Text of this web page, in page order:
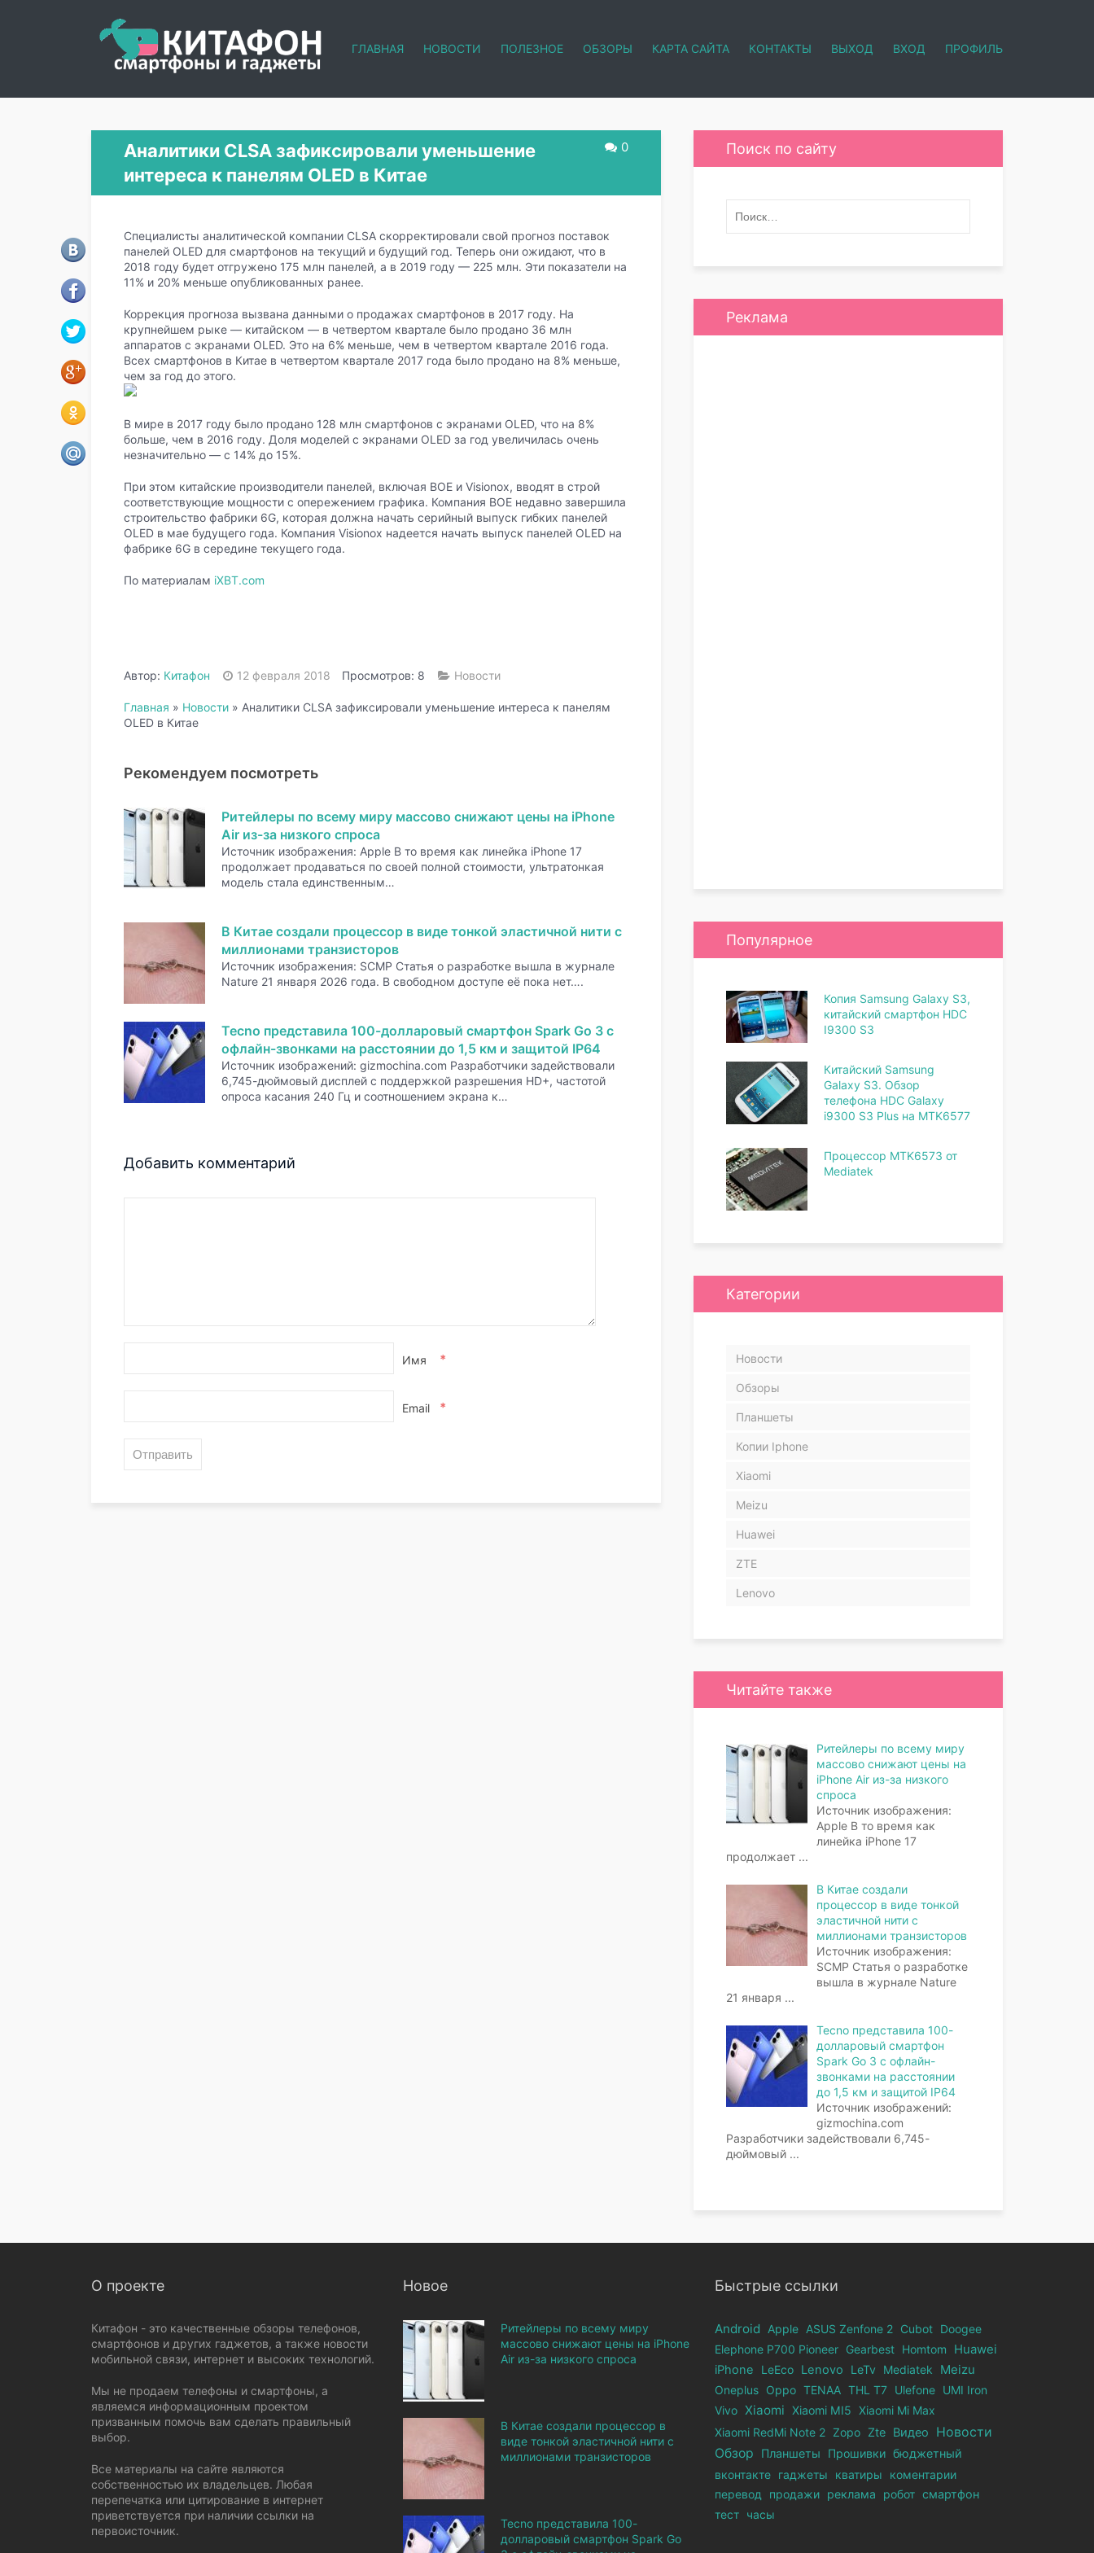
ГЛАВНАЯ НОВОСТИ ПОЛЕЗНОЕ ОБЗОРЫ КАРТА САЙТА КОНТАКТЫ ВЫХОД ВХОД ПРОФИЛЬ
0
Аналитики CLSA зафиксировали уменьшение
интереса к панелям OLED в Китае
Специалисты аналитической компании CLSA скорректировали свой прогноз поставок
панелей OLED для смартфонов на текущий и будущий год. Теперь они ожидают, что в
2018 году будет отгружено 175 млн панелей, а в 2019 году — 225 млн. Эти показатели на
11% и 20% меньше опубликованных ранее.
Коррекция прогноза вызвана данными о продажах смартфонов в 2017 году. На
крупнейшем рыке — китайском — в четвертом квартале было продано 36 млн
аппаратов с экранами OLED. Это на 6% меньше, чем в четвертом квартале 2016 года.
Всех смартфонов в Китае в четвертом квартале 2017 года было продано на 8% меньше,
чем за год до этого.
В мире в 2017 году было продано 128 млн смартфонов с экранами OLED, что на 8%
больше, чем в 2016 году. Доля моделей с экранами OLED за год увеличилась очень
незначительно — с 14% до 15%.
При этом китайские производители панелей, включая BOE и Visionox, вводят в строй
соответствующие мощности с опережением графика. Компания BOE недавно завершила
строительство фабрики 6G, которая должна начать серийный выпуск гибких панелей
OLED в мае будущего года. Компания Visionox надеется начать выпуск панелей OLED на
фабрике 6G в середине текущего года.
По материалам iXBT.com
Автор: Китафон 12 февраля 2018 Просмотров: 8 Новости
Главная » Новости » Аналитики CLSA зафиксировали уменьшение интереса к панелям
OLED в Китае
Рекомендуем посмотреть
Ритейлеры по всему миру массово снижают цены на iPhone
Air из-за низкого спроса
Источник изображения: Apple В то время как линейка iPhone 17
продолжает продаваться по своей полной стоимости, ультратонкая
модель стала единственным…
В Китае создали процессор в виде тонкой эластичной нити с
миллионами транзисторов
Источник изображения: SCMP Статья о разработке вышла в журнале
Nature 21 января 2026 года. В свободном доступе её пока нет….
Tecno представила 100-долларовый смартфон Spark Go 3 с
офлайн-звонками на расстоянии до 1,5 км и защитой IP64
Источник изображений: gizmochina.com Разработчики задействовали
6,745-дюймовый дисплей с поддержкой разрешения HD+, частотой
опроса касания 240 Гц и соотношением экрана к…
Добавить комментарий
Имя *
Email *
Поиск по сайту
Реклама
Популярное
Копия Samsung Galaxy S3,
китайский смартфон HDC
I9300 S3
Китайский Samsung
Galaxy S3. Обзор
телефона HDC Galaxy
i9300 S3 Plus на MTK6577
Процессор MTK6573 от
Mediatek
Категории
Новости
Обзоры
Планшеты
Копии Iphone
Xiaomi
Meizu
Huawei
ZTE
Lenovo
Читайте также
Ритейлеры по всему миру
массово снижают цены на
iPhone Air из-за низкого
спроса
Источник изображения:
Apple В то время как
линейка iPhone 17
продолжает ...
В Китае создали
процессор в виде тонкой
эластичной нити с
миллионами транзисторов
Источник изображения:
SCMP Статья о разработке
вышла в журнале Nature
21 января ...
Tecno представила 100-
долларовый смартфон
Spark Go 3 с офлайн-
звонками на расстоянии
до 1,5 км и защитой IP64
Источник изображений:
gizmochina.com
Разработчики задействовали 6,745-
дюймовый ...
О проекте
Китафон - это качественные обзоры телефонов,
смартфонов и других гаджетов, а также новости
мобильной связи, интернет и высоких технологий.
Мы не продаем телефоны и смартфоны, а
являемся информационным проектом
призванным помочь вам сделать правильный
выбор.
Все материалы на сайте являются
собственностью их владельцев. Любая
перепечатка или цитирование в интернет
приветствуется при наличии ссылки на
первоисточник.
Новое
Ритейлеры по всему миру
массово снижают цены на iPhone
Air из-за низкого спроса
В Китае создали процессор в
виде тонкой эластичной нити с
миллионами транзисторов
Tecno представила 100-
долларовый смартфон Spark Go
Быстрые ссылки
Android Apple ASUS Zenfone 2 Cubot Doogee
Elephone Р700 Pioneer Gearbest Homtom
Huawei
iPhone
LeEco Lenovo LeTv Mediatek Meizu
Oneplus Oppo TENAA THL T7 Ulefone UMI Iron
Vivo Xiaomi Xiaomi MI5 Xiaomi Mi Max
Xiaomi RedMi Note 2 Zopo Zte Видео Новости
Обзор Планшеты Прошивки бюджетный
вконтакте гаджеты кватиры
коментарии
перевод
продажи реклама робот смартфон
тест часы